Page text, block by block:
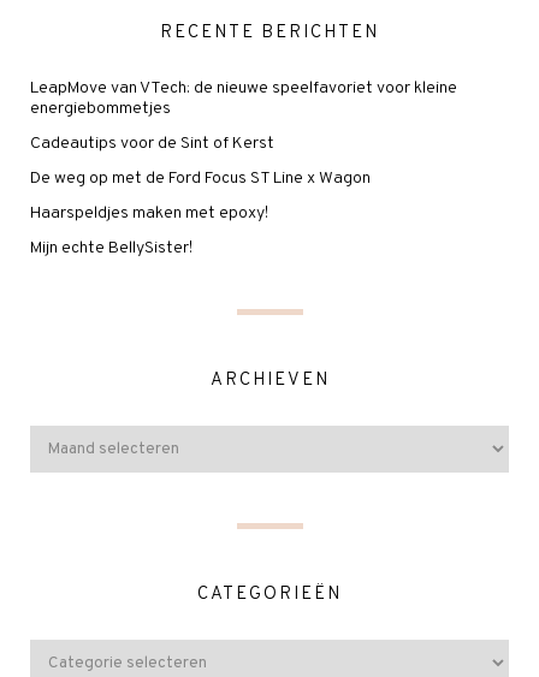
RECENTE BERICHTEN
LeapMove van VTech: de nieuwe speelfavoriet voor kleine
energiebommetjes
Cadeautips voor de Sint of Kerst
De weg op met de Ford Focus ST Line x Wagon
Haarspeldjes maken met epoxy!
Mijn echte BellySister!
ARCHIEVEN
CATEGORIEËN